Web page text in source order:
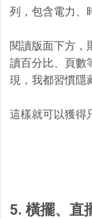
列，包含電力、
閱讀版面下方，
讀百分比、頁數
現，我都習慣隱
這樣就可以獲得
5. 橫擺、直